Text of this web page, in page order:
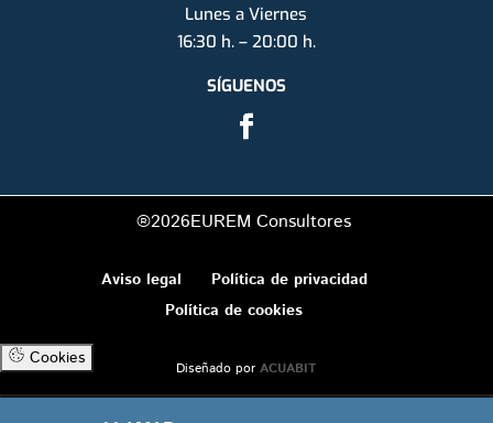
Lunes a Viernes
16:30 h. – 20:00 h.
SÍGUENOS
®2026EUREM Consultores
Aviso legal
Política de privacidad
Política de cookies
Cookies Diseñado porACUABIT